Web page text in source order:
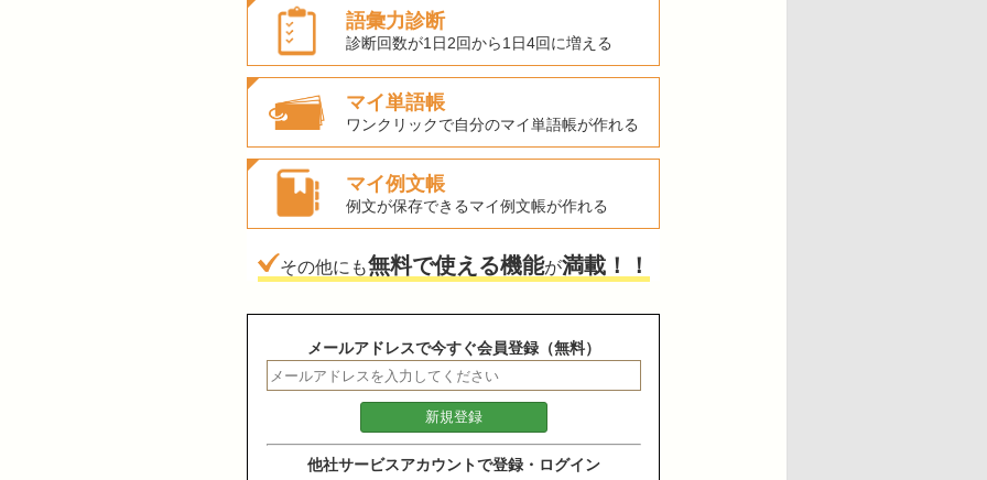
語彙力診断
診断回数が1日2回から1日4回に増える
マイ単語帳
ワンクリックで自分のマイ単語帳が作れる
マイ例文帳
例文が保存できるマイ例文帳が作れる
その他にも無料で使える機能が満載！！
メールアドレスで今すぐ会員登録（無料）
他社サービスアカウントで登録・ログイン